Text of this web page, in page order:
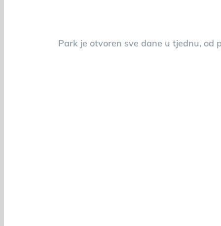
Park je otvoren sve dane u tjednu, od